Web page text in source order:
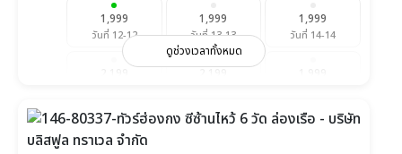
1,999
วันที่ 12-12
1,999
วันที่ 13-13
1,999
วันที่ 14-14
1,999
วันที่ 18-18
1,999 1,999
ดูช่วงเวลาทั้งหมด